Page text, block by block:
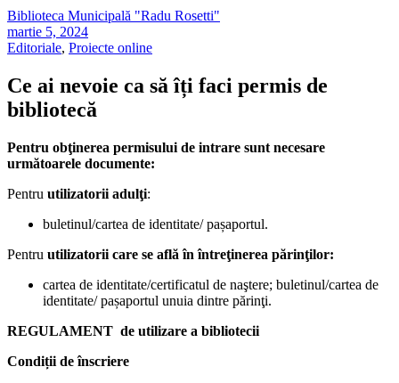
Biblioteca Municipală "Radu Rosetti"
martie 5, 2024
Editoriale, Proiecte online
Ce ai nevoie ca să îți faci permis de
bibliotecă
Pentru obţinerea permisului de intrare sunt necesare
următoarele documente:
Pentru utilizatorii adulţi:
buletinul/cartea de identitate/ pașaportul.
Pentru utilizatorii care se află în întreţinerea părinţilor:
cartea de identitate/certificatul de naştere; buletinul/cartea de
identitate/ pașaportul unuia dintre părinţi.
REGULAMENT de utilizare a bibliotecii
Condiții de înscriere